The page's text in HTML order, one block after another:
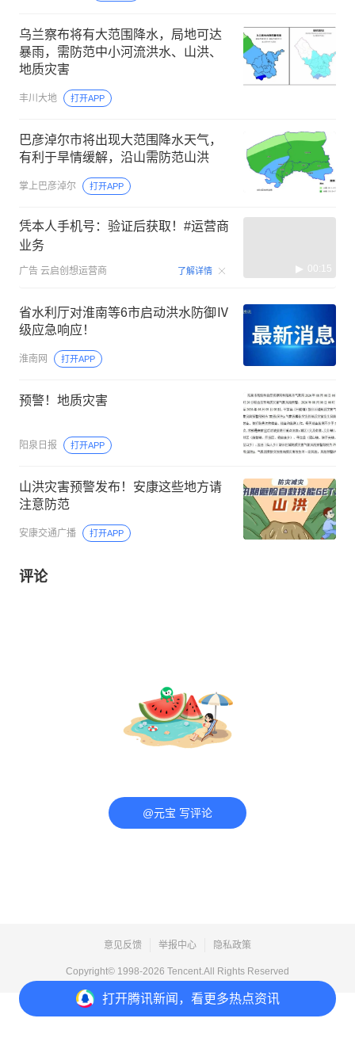
打开腾讯新闻，看更多热点资讯
乌兰察布将有大范围降水，局地可达
暴雨，需防范中小河流洪水、山洪、
地质灾害
丰川大地 打开APP
巴彦淖尔市将出现大范围降水天气，
有利于旱情缓解，沿山需防范山洪
掌上巴彦淖尔 打开APP
凭本人手机号：验证后获取！#运营商
业务
广告 云启创想运营商 了解详情 00:15
省水利厅对淮南等6市启动洪水防御Ⅳ
级应急响应！
淮南网 打开APP
预警！地质灾害
阳泉日报 打开APP
山洪灾害预警发布！安康这些地方请
注意防范
安康交通广播 打开APP
评论
@元宝 写评论
意见反馈 举报中心 隐私政策
Copyright© 1998-2026 Tencent.All Rights Reserved